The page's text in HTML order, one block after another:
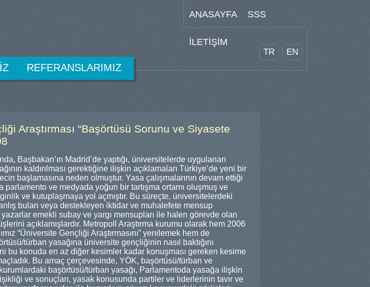
REFERANSLARIMIZ
ANASAYFA SSS
İLETİŞİM
TR EN
Araştırması “Başörtüsü Sorunu ve Siyasete
Başbakan’ın Madrid’de yaptığı, üniversitelerde uygulanan
kaldırılması gerektiğine ilişkin açıklamaları Türkiye’de yeni bir
başlamasına neden olmuştur. Yasa çalışmalarının devam ettiği
parlamento ve medyada yoğun bir tartışma ortamı oluşmuş ve
ve kutuplaşmaya yol açmıştır. Bu süreçte, üniversitelerdeki
bulan veya destekleyen iktidar ve muhalefete mensup
yazarlar emekli subay ve yargı mensupları ile halen görevde olan
açıklamışlardır. Metropoll Araştırma kurumu olarak hem 2006
“Üniversite Gençliği Araştırmasını” yenilemek hem de
türban yasağına üniversite gençliğinin nasıl baktığını
bu konuda en az diğer kesimler kadar konuşması gereken kesime
Bu amaç çerçevesinde, YÖK, başörtüsü/türban ve
başörtüsü/türban yasağı, Parlamentoda yasağa ilişkin
ve sonuçları, yasak konusunda partiler ve liderlerinin tavır ve